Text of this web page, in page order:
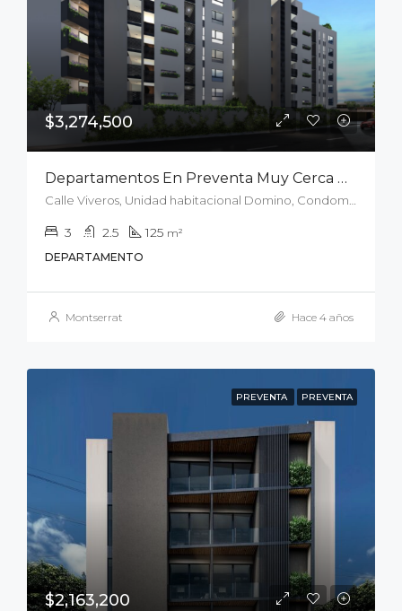
$3,274,500
Departamentos En Preventa Muy Cerca Del Parque Tangamanga 1
3 2.5 125 m²
DEPARTAMENTO
Montserrat Hace 4 años
PREVENTA PREVENTA
$2,163,200